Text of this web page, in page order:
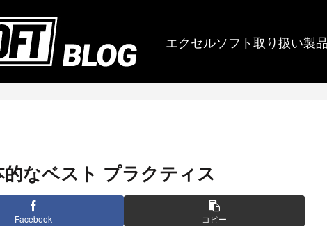
エクセルソフト取り扱い製
なベスト プラクティス
Facebook コピー